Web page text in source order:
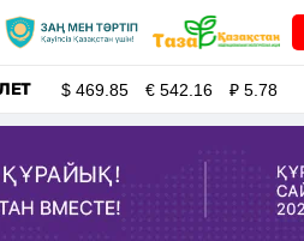
$469.85 €542.16 ₽5.78